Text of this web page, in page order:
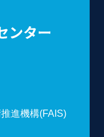
進機構(FAIS)